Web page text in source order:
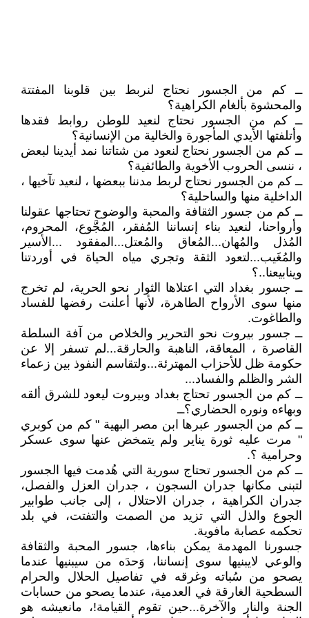
ــ كم من الجسور نحتاج لنربط بين قلوبنا المفتتة
والمحشوة بألغام الكراهية؟
ــ كم من الجسور نحتاج لنعيد للوطن روابط فقدها
وأتلفتها الأيدي المأجورة والخالية من الإنسانية؟
ــ كم من الجسور نحتاج لنعود من شتاتنا نمد أيدينا لبعض
، ننسى الحروب الأخوية والطائفية؟
ــ كم من الجسور نحتاج لربط مدننا ببعضها ، لنعيد تآخيها ،
الداخلية منها والساحلية؟
ــ كم من جسور الثقافة والمحبة والوضوح تحتاجها عقولنا
وأرواحنا، لنعيد بناء إنساننا المُفقر، المُجَّوع، المحروم،
المُذل والمُهان...المُعاق والمُعتل...المفقود ...الأسير
والمُغَيب...لتعود الثقة وتجري مياه الحياة في أوردتنا
وينابيعنا..؟
ــ جسور بغداد التي اعتلاها الثوار نحو الحرية، لم تخرج
منها سوى الأرواح الطاهرة، لأنها أعلنت رفضها للفساد
والطاغوت.
ــ جسور بيروت نحو التحرير والخلاص من آفة السلطة
القاصرة ، المعاقة، الناهبة والحارقة...لم تسفر إلا عن
حكومة ظل للأحزاب المهترئة...ولتقاسم النفوذ بين زعماء
الشر والظلم والفساد...
ــ كم من الجسور تحتاج بغداد وبيروت ليعود للشرق ألقه
وبهاءه ونوره الحضاري؟ــ
ــ كم من الجسور عبرها ابن مصر البهية " كم من كوبري
" مرت عليه ثورة يناير ولم يتمخض عنها سوى عسكر
وحرامية ؟.
ــ كم من الجسور تحتاج سورية التي هُدمت فيها الجسور
لتبنى مكانها جدران السجون ، جدران العزل والفصل،
جدران الكراهية ، جدران الاحتلال ، إلى جانب طوابير
الجوع والذل التي تزيد من الصمت والتفتت، في بلد
تحكمه عصابة مافوية.
جسورنا المهدمة يمكن بناءها، جسور المحبة والثقافة
والوعي لايبنيها سوى إنساننا، وَحدَه من سيبنيها عندما
يصحو من سُباته وغرقه في تفاصيل الحلال والحرام
السطحية الغارقة في العدمية، عندما يصحو من حسابات
الجنة والنار والآخرة...حين تقوم القيامة!، مانعيشه هو